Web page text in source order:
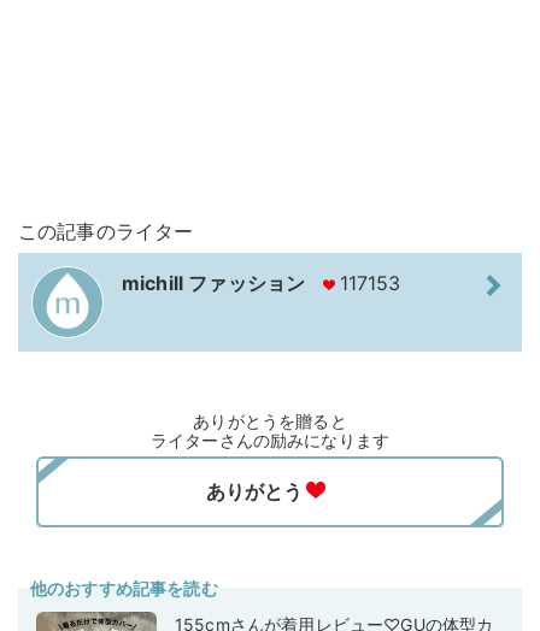
この記事のライター
michill ファッション 117153
ありがとうを贈ると
ライターさんの励みになります
他のおすすめ記事を読む
155cmさんが着用レビュー♡GUの体型カ